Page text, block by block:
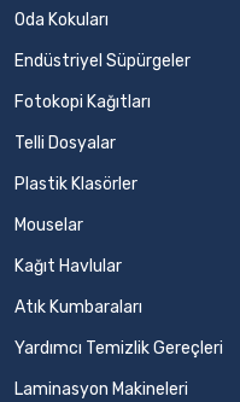
Oda Kokuları
Endüstriyel Süpürgeler
Fotokopi Kağıtları
Telli Dosyalar
Plastik Klasörler
Mouselar
Kağıt Havlular
Atık Kumbaraları
Yardımcı Temizlik Gereçleri
Laminasyon Makineleri